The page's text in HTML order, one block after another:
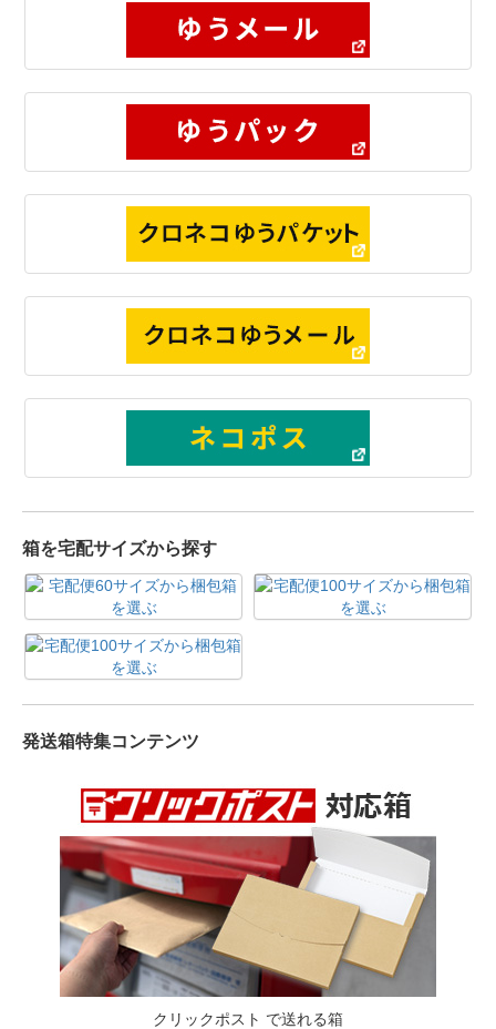
箱を宅配サイズから探す
発送箱特集コンテンツ
クリックポスト で送れる箱